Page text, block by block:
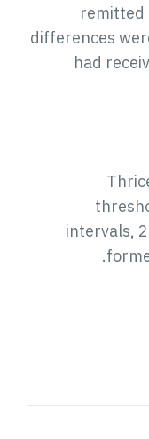
remitted
differences
had
intervals,